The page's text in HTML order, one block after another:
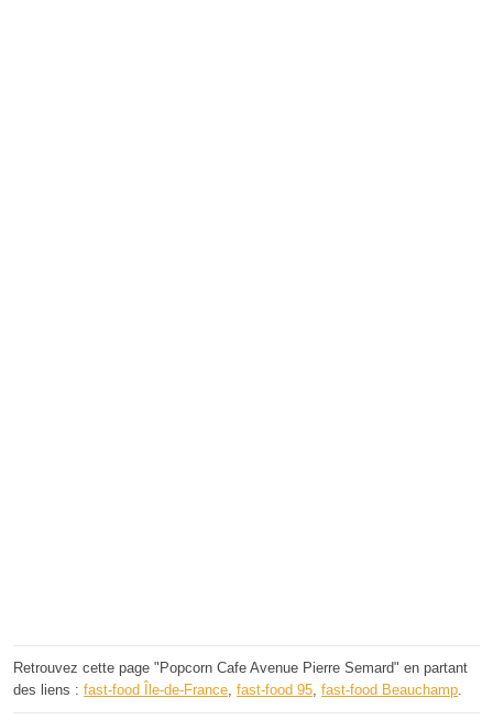
Retrouvez cette page "Popcorn Cafe Avenue Pierre Semard" en partant
des liens : fast-food Île-de-France, fast-food 95, fast-food Beauchamp.